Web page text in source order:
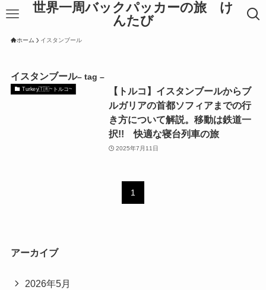
世界一周バックパッカーの旅 け
んたび
ホーム イスタンブール
イスタンブール– tag –
Turkey🇹🇷~トルコ~
【トルコ】イスタンブールからブ
ルガリアの首都ソフィアまでの行
き方について解説。移動は鉄道一
択!! 快適な寝台列車の旅
2025年7月11日
1
アーカイブ
2026年5月